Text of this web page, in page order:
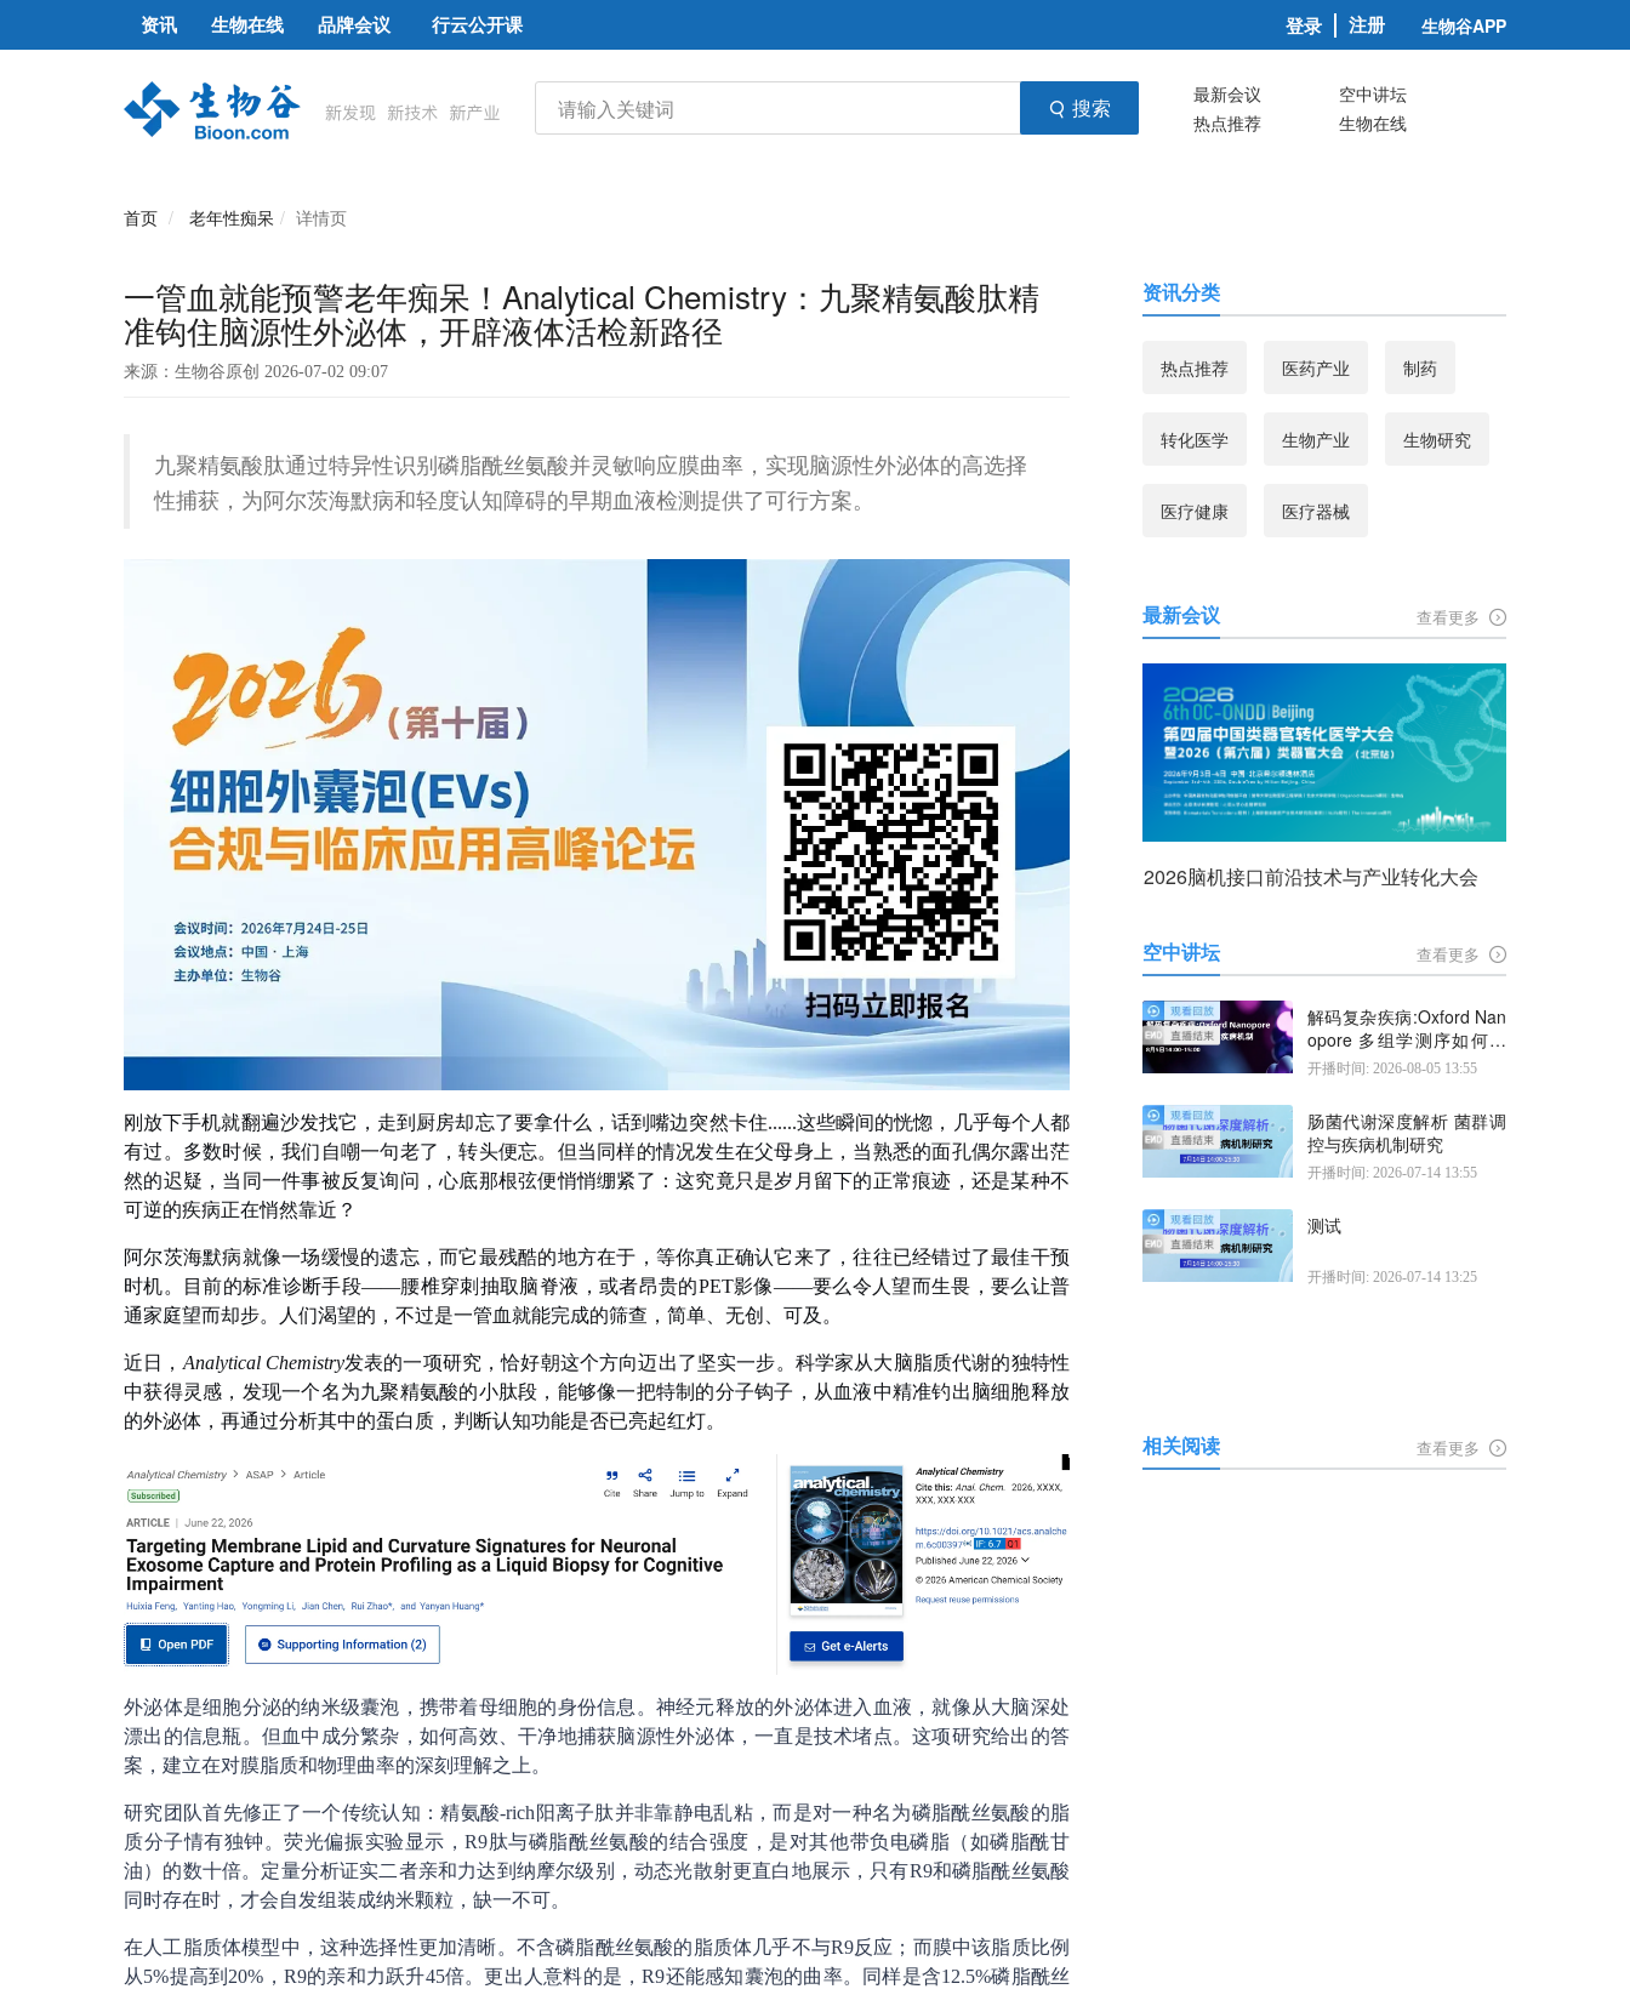
资讯 生物在线 品牌会议 行云公开课 登录 注册 生物谷APP
搜索 最新会议
空中讲坛
热点推荐
生物在线
首页 老年性痴呆 详情页
一管血就能预警老年痴呆！Analytical Chemistry：九聚精氨酸肽精
准钩住脑源性外泌体，开辟液体活检新路径
来源：生物谷原创 2026-07-02 09:07
九聚精氨酸肽通过特异性识别磷脂酰丝氨酸并灵敏响应膜曲率，实现脑源性外泌体的高选择
性捕获，为阿尔茨海默病和轻度认知障碍的早期血液检测提供了可行方案。
刚放下手机就翻遍沙发找它，走到厨房却忘了要拿什么，话到嘴边突然卡住......这些瞬间的恍惚，几乎每个人都
有过。多数时候，我们自嘲一句老了，转头便忘。但当同样的情况发生在父母身上，当熟悉的面孔偶尔露出茫
然的迟疑，当同一件事被反复询问，心底那根弦便悄悄绷紧了：这究竟只是岁月留下的正常痕迹，还是某种不
可逆的疾病正在悄然靠近？
阿尔茨海默病就像一场缓慢的遗忘，而它最残酷的地方在于，等你真正确认它来了，往往已经错过了最佳干预
时机。目前的标准诊断手段——腰椎穿刺抽取脑脊液，或者昂贵的PET影像——要么令人望而生畏，要么让普
通家庭望而却步。人们渴望的，不过是一管血就能完成的筛查，简单、无创、可及。
近日， Analytical Chemistry发表的一项研究，恰好朝这个方向迈出了坚实一步。科学家从大脑脂质代谢的独特性
中获得灵感，发现一个名为九聚精氨酸的小肽段，能够像一把特制的分子钩子，从血液中精准钓出脑细胞释放
的外泌体，再通过分析其中的蛋白质，判断认知功能是否已亮起红灯。
外泌体是细胞分泌的纳米级囊泡，携带着母细胞的身份信息。神经元释放的外泌体进入血液，就像从大脑深处
漂出的信息瓶。但血中成分繁杂，如何高效、干净地捕获脑源性外泌体，一直是技术堵点。这项研究给出的答
案，建立在对膜脂质和物理曲率的深刻理解之上。
研究团队首先修正了一个传统认知：精氨酸-rich阳离子肽并非靠静电乱粘，而是对一种名为磷脂酰丝氨酸的脂
质分子情有独钟。荧光偏振实验显示，R9肽与磷脂酰丝氨酸的结合强度，是对其他带负电磷脂（如磷脂酰甘
油）的数十倍。定量分析证实二者亲和力达到纳摩尔级别，动态光散射更直白地展示，只有R9和磷脂酰丝氨酸
同时存在时，才会自发组装成纳米颗粒，缺一不可。
在人工脂质体模型中，这种选择性更加清晰。不含磷脂酰丝氨酸的脂质体几乎不与R9反应；而膜中该脂质比例
从5%提高到20%，R9的亲和力跃升45倍。更出人意料的是，R9还能感知囊泡的曲率。同样是含12.5%磷脂酰丝
资讯分类
热点推荐 医药产业 制药
转化医学 生物产业 生物研究
医疗健康 医疗器械
最新会议 查看更多
2026脑机接口前沿技术与产业转化大会
空中讲坛 查看更多
解码复杂疾病:Oxford Nan
opore 多组学测序如何揭
示疾病机制
开播时间: 2026-08-05 13:55
肠菌代谢深度解析 菌群调
控与疾病机制研究
开播时间: 2026-07-14 13:55
测试
开播时间: 2026-07-14 13:25
相关阅读 查看更多